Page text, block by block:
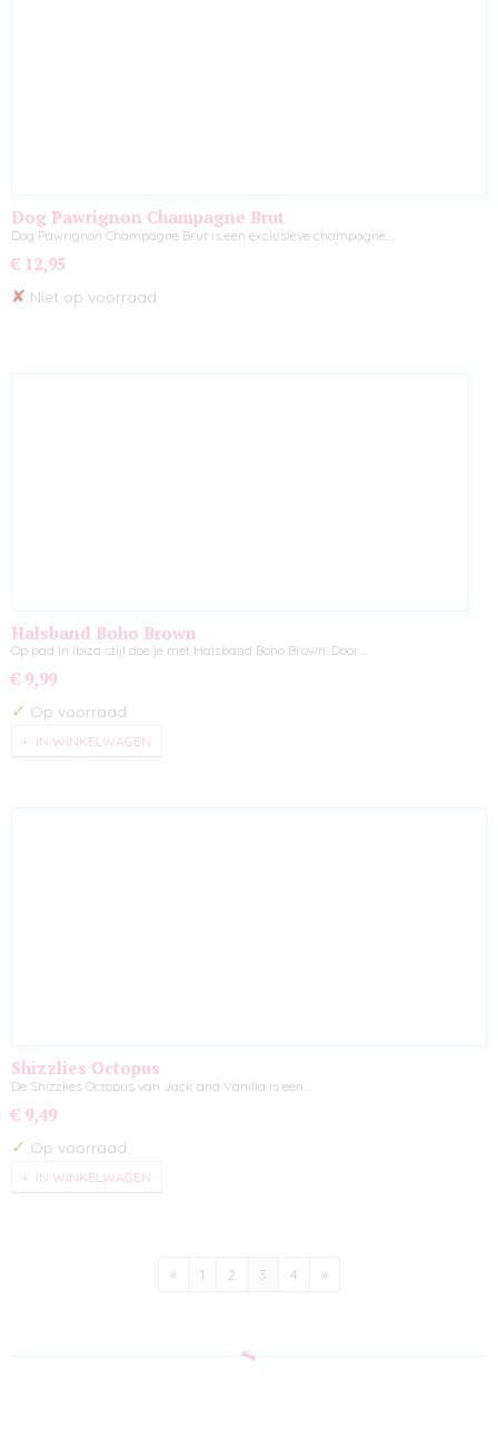
Dog Pawrignon Champagne Brut
Dog Pawrignon Champagne Brut is een exclusieve champagne…
€ 12,95
✘ Niet op voorraad
Halsband Boho Brown
Op pad in Ibiza stijl doe je met Halsband Boho Brown. Door…
€ 9,99
✓ Op voorraad
IN WINKELWAGEN
Shizzlies Octopus
De Shizzlies Octopus van Jack and Vanilla is een…
€ 9,49
✓ Op voorraad
IN WINKELWAGEN
« 1 2 3 4 »